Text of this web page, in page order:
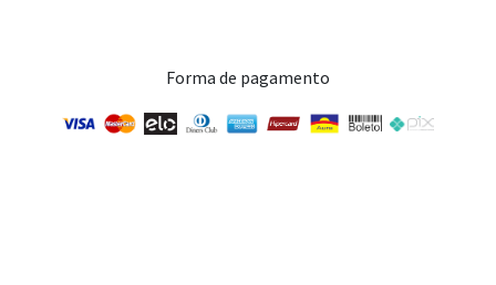
Forma de pagamento